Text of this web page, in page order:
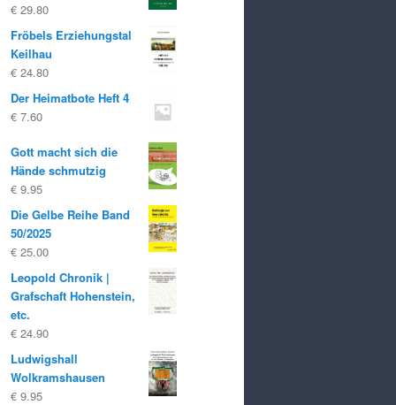
€ 29.80
Fröbels Erziehungstal
Keilhau
€ 24.80
Der Heimatbote Heft 4
€ 7.60
Gott macht sich die
Hände schmutzig
€ 9.95
Die Gelbe Reihe Band
50/2025
€ 25.00
Leopold Chronik |
Grafschaft Hohenstein,
etc.
€ 24.90
Ludwigshall
Wolkramshausen
€ 9.95